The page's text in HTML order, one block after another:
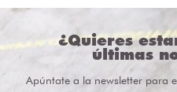
¿Quieres
últimas
Apúntate a la newsletter para